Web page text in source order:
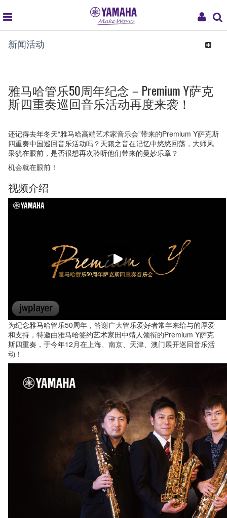
My
global
navigation
新闻活动
Toggle
雅马哈管乐50周年纪念－Premium Y萨克
斯四重奏巡回音乐活动再度来袭！
还记得去年冬天“雅马哈高端艺术家音乐会”带来的Premium Y萨克斯
四重奏中国巡回音乐活动吗？天籁之音在记忆中悠悠回荡，大师风
采犹在眼前，是否很想再次聆听他们带来的曼妙乐章？
机会就在眼前！
视频介绍
为纪念雅马哈管乐50周年，答谢广大管乐爱好者常年来给与的厚爱
和支持，特邀由雅马哈签约艺术家田中靖人领衔的Premium Y萨克
斯四重奏，于今年12月在上海、南京、天津、澳门展开巡回音乐活
动！